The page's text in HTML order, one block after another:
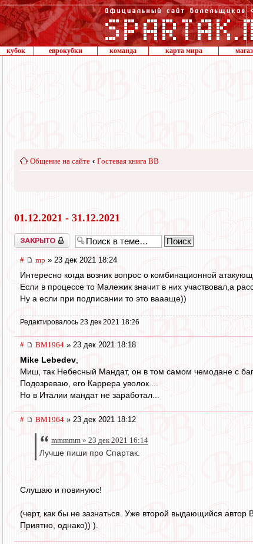
кубок еврокубки команда карта мира
Общение на сайте ‹ Гостевая книга ВВ
01.12.2021 - 31.12.2021
Закрыто
# mp » 23 дек 2021 18:24
Интересно когда возник вопрос о комбинационной
Если в процессе то Малежик значит в них участвовал,а
Ну а если при подписании то это ваааще))
Редактировалось 23 дек 2021 18:26
# BM1964 » 23 дек 2021 18:18
Mike Lebedev,
Миш, так Небесный Мандат, он в том самом чемодане с
Подозреваю, его Каррера уволок....
Но в Италии мандат не заработал...
# BM1964 » 23 дек 2021 18:12
mmmmm » 23 дек 2021 16:14
Лучше пиши про Спартак.
Слушаю и повинуюс!
(черт, как бы не зазнаться. Уже второй выдающийся автор
Приятно, однако)) ).